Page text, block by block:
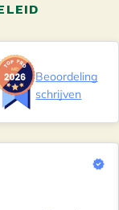
Beoordeling
schrijven